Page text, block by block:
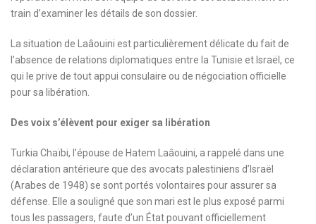
train d’examiner les détails de son dossier.
La situation de Laâouini est particulièrement délicate du fait de
l’absence de relations diplomatiques entre la Tunisie et Israël, ce
qui le prive de tout appui consulaire ou de négociation officielle
pour sa libération.
Des voix s’élèvent pour exiger sa libération
Turkia Chaïbi, l’épouse de Hatem Laâouini, a rappelé dans une
déclaration antérieure que des avocats palestiniens d’Israël
(Arabes de 1948) se sont portés volontaires pour assurer sa
défense. Elle a souligné que son mari est le plus exposé parmi
tous les passagers, faute d’un État pouvant officiellement